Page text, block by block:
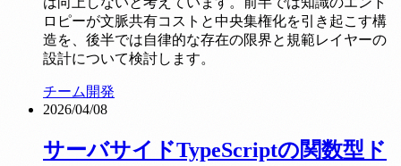
ロピーが文脈共有コストと中央集権化を引き起こす構
造を、後半では自律的な存在の限界と規範レイヤーの
設計について検討します。
チーム開発
2026/04/08
サーバサイドTypeScriptの関数型ド